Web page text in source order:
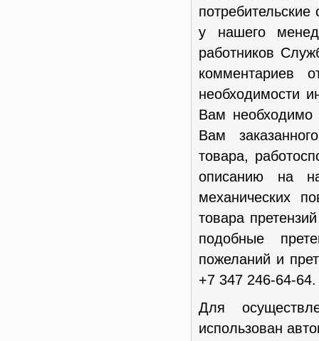
у нашего
работников
комментариев
необходимости
Вам
Вам
товара,
описанию на
механических
товара
подобные
пожеланий и
+7 347 246-64-64.
Для
использован